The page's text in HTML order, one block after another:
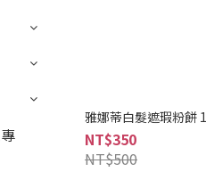
雅娜蒂白髮遮瑕粉餅
NT$350
NT$500